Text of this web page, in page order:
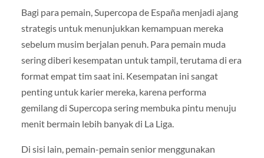
Bagi para pemain, Supercopa de España menjadi ajang
strategis untuk menunjukkan kemampuan mereka
sebelum musim berjalan penuh. Para pemain muda
sering diberi kesempatan untuk tampil, terutama di era
format empat tim saat ini. Kesempatan ini sangat
penting untuk karier mereka, karena performa
gemilang di Supercopa sering membuka pintu menuju
menit bermain lebih banyak di La Liga.
Di sisi lain, pemain-pemain senior menggunakan